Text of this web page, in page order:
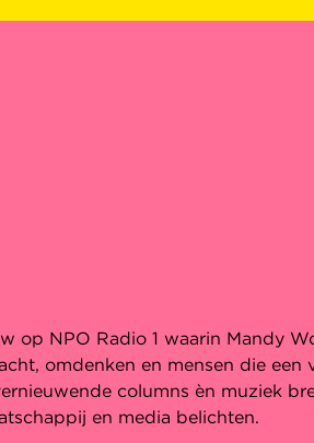
op NPO Radio 1 waarin Mandy
omdenken en mensen die een
columns èn muziek
en media belichten.